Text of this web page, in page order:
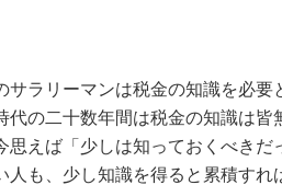
ラリーマンは税金の知識を必要
代の二十数年間は税金の知識は
思えば「少しは知っておくべき
人も、少し知識を得ると累積す